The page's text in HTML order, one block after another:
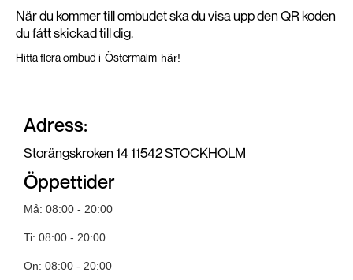
När du kommer till ombudet ska du visa upp den QR koden
du fått skickad till dig.
Hitta flera ombud i Östermalm här!
Adress:
Storängskroken 14 11542 STOCKHOLM
Öppettider
Må: 08:00 - 20:00
Ti: 08:00 - 20:00
On: 08:00 - 20:00